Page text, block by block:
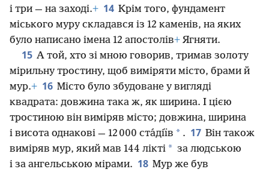
і три — на заході.+ 14 Крім того, фундамент
міського муру складався із 12 каменів, на яких
було написано імена 12 апостолів+ Ягняти.
15 А той, хто зі мною говорив, тримав золоту
мірильну тростину, щоб виміряти місто, брами й
мур.+ 16 Місто було збудоване у вигляді
квадрата: довжина така ж, як ширина. І цією
тростиною він виміряв місто; довжина, ширина
і висота однакові — 12 000 ста́діїв * . 17 Він також
виміряв мур, який мав 144 лікті * за людською
і за ангельською мірами. 18 Мур же був